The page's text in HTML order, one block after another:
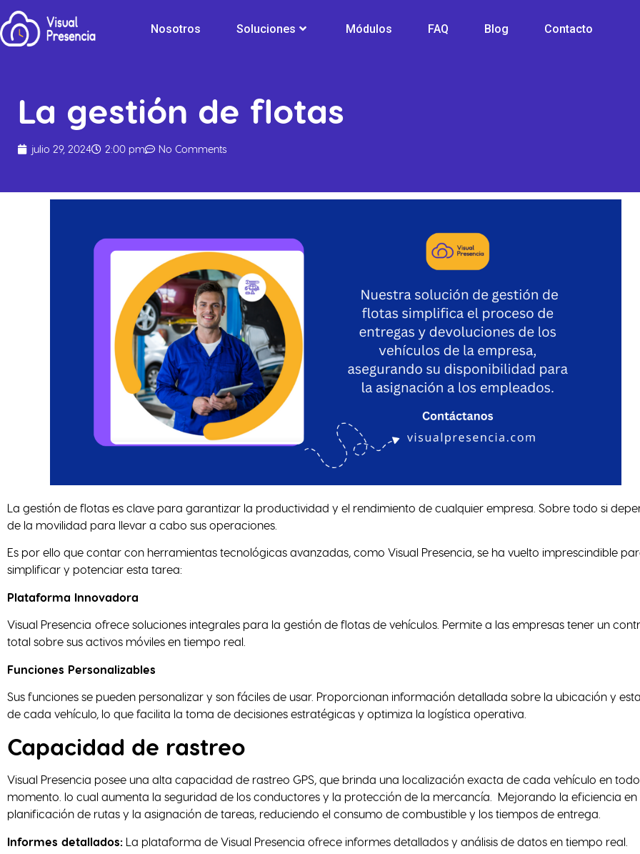
Nosotros Soluciones Módulos FAQ Blog Contacto
La gestión de flotas
julio 29, 2024 2:00 pm No Comments
La gestión de flotas es clave para garantizar la productividad y el rendimiento de cualquier empresa. Sobre todo si
de la movilidad para llevar a cabo sus operaciones.
Es por ello que contar con herramientas tecnológicas avanzadas, como Visual Presencia, se ha vuelto imprescindible
simplificar y potenciar esta tarea:
Plataforma Innovadora
Visual Presencia ofrece soluciones integrales para la gestión de flotas de vehículos. Permite a las empresas tener un
total sobre sus activos móviles en tiempo real.
Funciones Personalizables
Sus funciones se pueden personalizar y son fáciles de usar. Proporcionan información detallada sobre la ubicación y
de cada vehículo, lo que facilita la toma de decisiones estratégicas y optimiza la logística operativa.
Capacidad de rastreo
Visual Presencia posee una alta capacidad de rastreo GPS, que brinda una localización exacta de cada vehículo en todo
momento. lo cual aumenta la seguridad de los conductores y la protección de la mercancía. Mejorando la eficiencia en
planificación de rutas y la asignación de tareas, reduciendo el consumo de combustible y los tiempos de entrega.
Informes detallados: La plataforma de Visual Presencia ofrece informes detallados y análisis de datos en tiempo real.